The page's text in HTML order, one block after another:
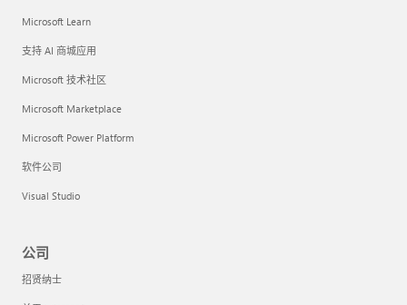
Microsoft Learn
支持 AI 商城应用
Microsoft 技术社区
Microsoft Marketplace
Microsoft Power Platform
软件公司
Visual Studio
公司
招贤纳士